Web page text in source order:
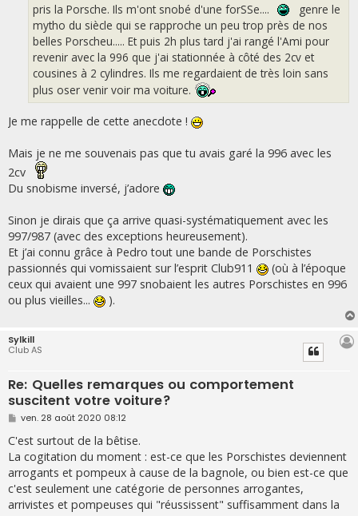
pris la Porsche. Ils m'ont snobé d'une forSSe....
genre le
mytho du siècle qui se rapproche un peu trop près de nos
belles Porscheu..... Et puis 2h plus tard j'ai rangé l'Ami pour
revenir avec la 996 que j'ai stationnée à côté des 2cv et
cousines à 2 cylindres. Ils me regardaient de très loin sans
plus oser venir voir ma voiture.
Je me rappelle de cette anecdote !
Mais je ne me souvenais pas que tu avais garé la 996 avec les
2cv
Du snobisme inversé, j’adore
Sinon je dirais que ça arrive quasi-systématiquement avec les
997/987 (avec des exceptions heureusement).
Et j’ai connu grâce à Pedro tout une bande de Porschistes
passionnés qui vomissaient sur l’esprit Club911
(où à l’époque
ceux qui avaient une 997 snobaient les autres Porschistes en 996
ou plus vieilles...
).
Sylkill
Club AS
Re: Quelles remarques ou comportement
suscitent votre voiture?
M
s
s
a
g
e
ven. 28 août 2020 08:12
C'est surtout de la bêtise.
La cogitation du moment : est-ce que les Porschistes deviennent
arrogants et pompeux à cause de la bagnole, ou bien est-ce que
c'est seulement une catégorie de personnes arrogantes,
arrivistes et pompeuses qui "réussissent" suffisamment dans la